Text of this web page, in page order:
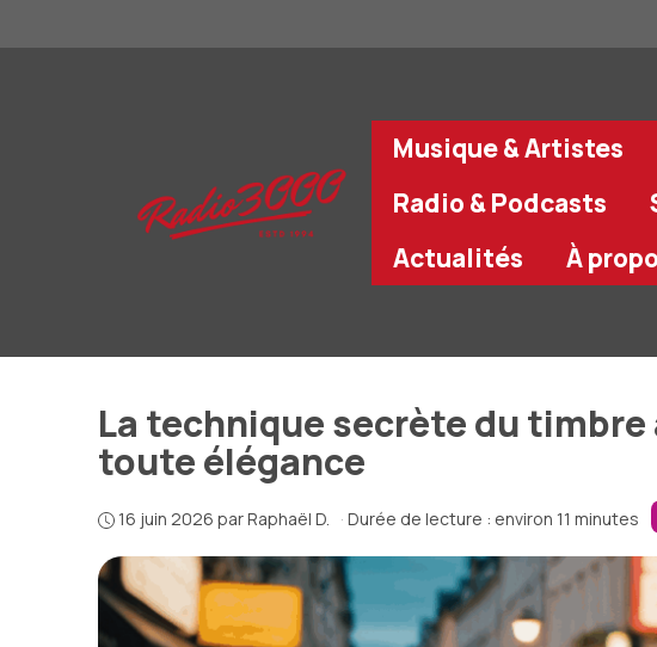
au
Musique & Artistes
Radio & Podcasts
Actualités
À
La technique secrète du
toute élégance
16 juin 2026 parRaphaël D. · Durée de lecture : environ 11 minutes